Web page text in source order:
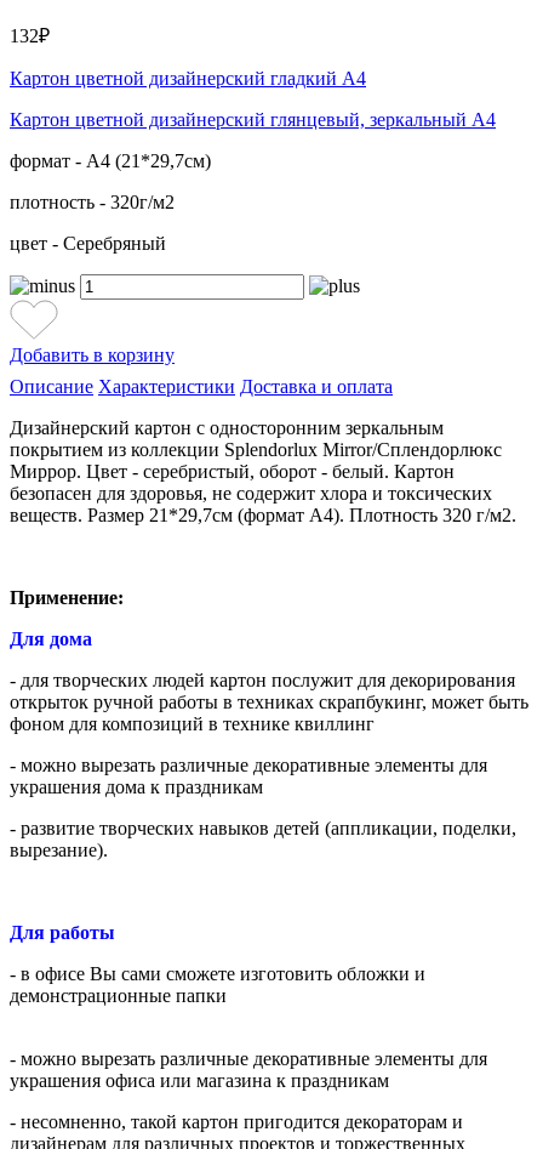
132₽
Картон цветной дизайнерский гладкий А4
Картон цветной дизайнерский глянцевый, зеркальный А4
формат - А4 (21*29,7см)
плотность - 320г/м2
цвет - Серебряный
Добавить в корзину
Описание Характеристики Доставка и оплата
Дизайнерский картон с односторонним зеркальным
покрытием из коллекции Splendorlux Mirror/Сплендорлюкс
Миррор. Цвет - серебристый, оборот - белый. Картон
безопасен для здоровья, не содержит хлора и токсических
веществ. Размер 21*29,7см (формат А4). Плотность 320 г/м2.
Применение:
Для дома
- для творческих людей картон послужит для декорирования
открыток ручной работы в техниках скрапбукинг, может быть
фоном для композиций в технике квиллинг
- можно вырезать различные декоративные элементы для
украшения дома к праздникам
- развитие творческих навыков детей (аппликации, поделки,
вырезание).
Для работы
- в офисе Вы сами сможете изготовить обложки и
демонстрационные папки
- можно вырезать различные декоративные элементы для
украшения офиса или магазина к праздникам
- несомненно, такой картон пригодится декораторам и
дизайнерам для различных проектов и торжественных